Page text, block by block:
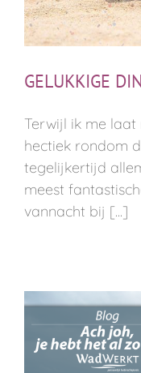
GELUKKIGE
Terwijl ik me laat
hectiek rondom
tegelijkertijd
meest
vannacht bij [...]